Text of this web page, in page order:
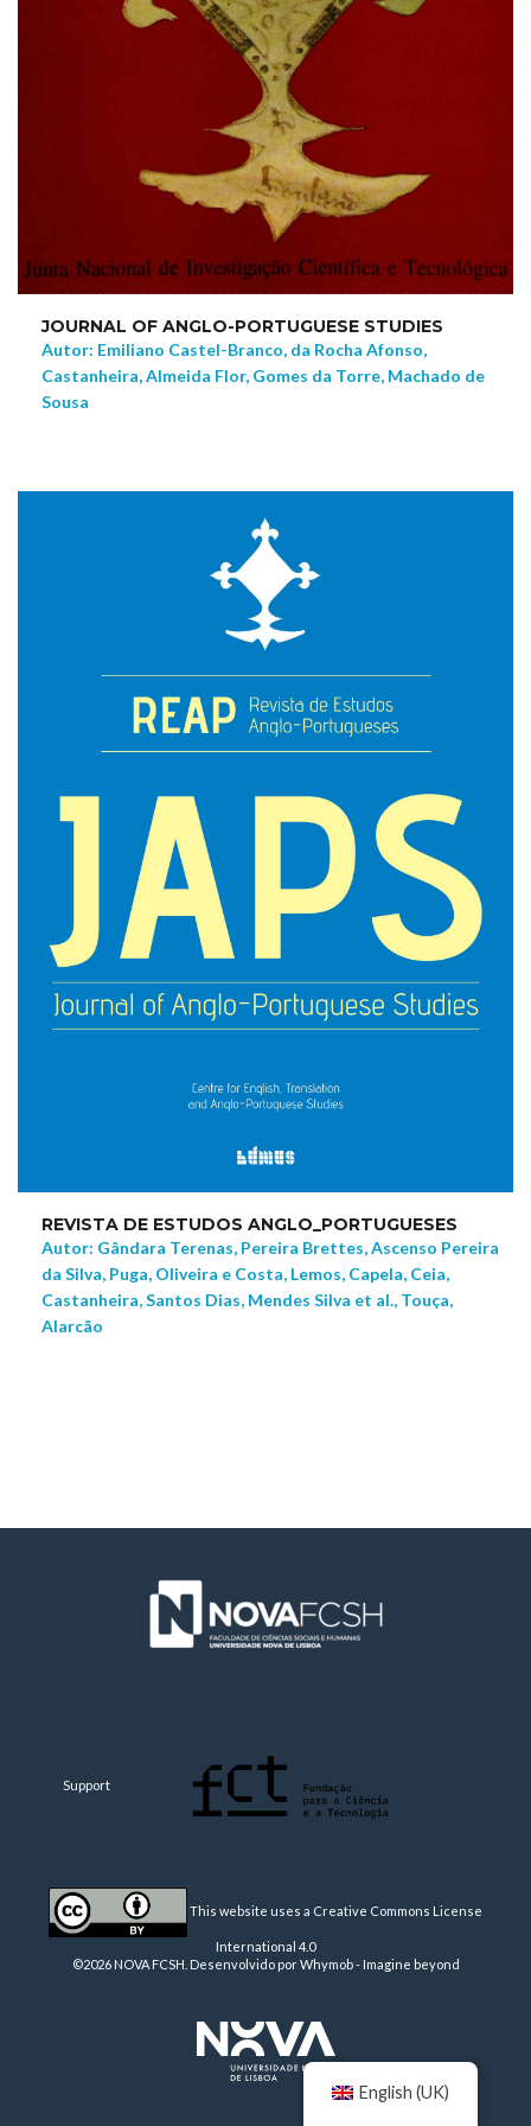
JOURNAL OF ANGLO-PORTUGUESE STUDIES
Autor: Emiliano Castel-Branco, da Rocha Afonso,
Castanheira, Almeida Flor, Gomes da Torre, Machado de
Sousa
REVISTA DE ESTUDOS ANGLO_PORTUGUESES
Autor: Gândara Terenas, Pereira Brettes, Ascenso Pereira
da Silva, Puga, Oliveira e Costa, Lemos, Capela, Ceia,
Castanheira, Santos Dias, Mendes Silva et al., Touça,
Alarcão
Support
This website uses a Creative Commons License
International 4.0
©2026 NOVA FCSH. Desenvolvido porWhymob - Imagine beyond
English (UK)